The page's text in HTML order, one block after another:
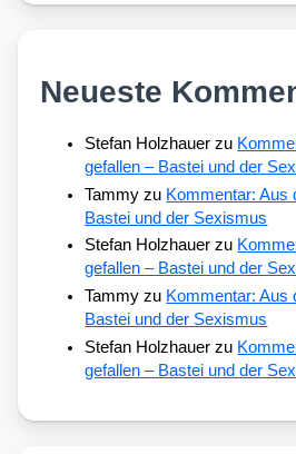
Neueste
Stefan Holzhauer zu
gefallen – Bastei und der
Tammy zu Kommentar: Aus
Bastei und der Sexismus
Stefan Holzhauer zu
gefallen – Bastei und der
Tammy zu Kommentar: Aus
Bastei und der Sexismus
Stefan Holzhauer zu
gefallen – Bastei und der